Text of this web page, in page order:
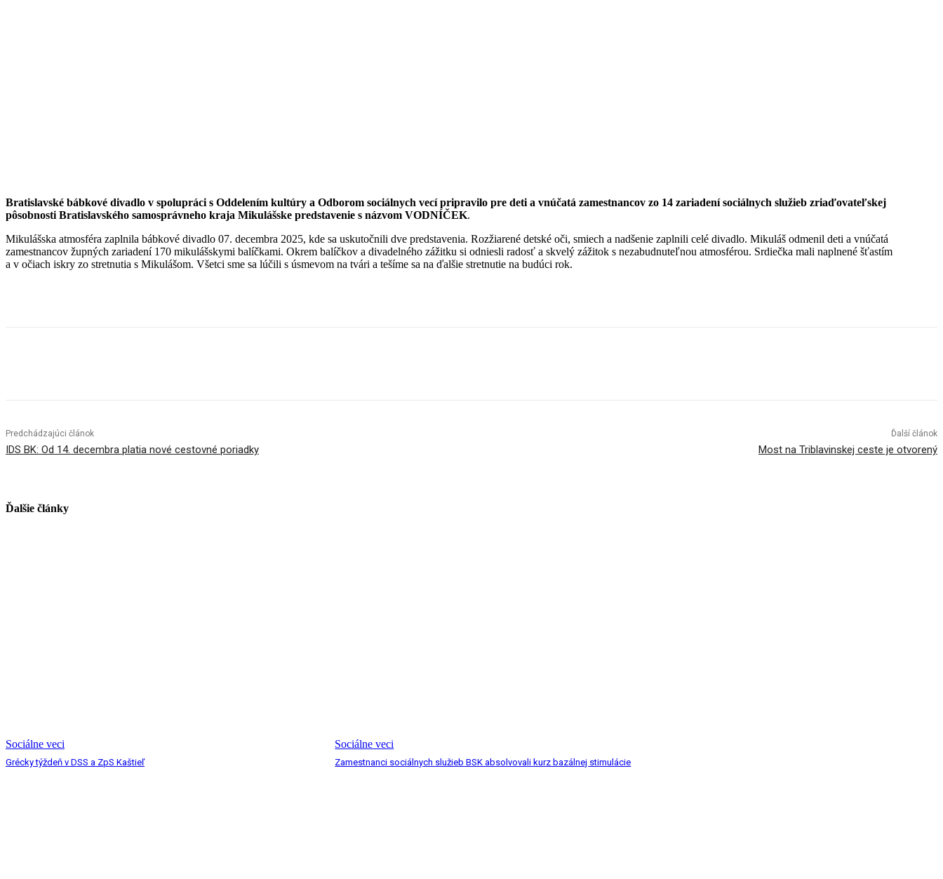
Bratislavské bábkové divadlo v spolupráci s Oddelením kultúry a Odborom sociálnych vecí pripravilo pre deti a vnúčatá zamestnancov zo 14 zariadení sociálnych služieb zriaďovateľskej
pôsobnosti Bratislavského samosprávneho kraja Mikulášske predstavenie s názvom VODNÍČEK.
Mikulášska atmosféra zaplnila bábkové divadlo 07. decembra 2025, kde sa uskutočnili dve predstavenia. Rozžiarené detské oči, smiech a nadšenie zaplnili celé divadlo. Mikuláš odmenil deti a vnúčatá
zamestnancov župných zariadení 170 mikulášskymi balíčkami. Okrem balíčkov a divadelného zážitku si odniesli radosť a skvelý zážitok s nezabudnuteľnou atmosférou. Srdiečka mali naplnené šťastím
a v očiach iskry zo stretnutia s Mikulášom. Všetci sme sa lúčili s úsmevom na tvári a tešíme sa na ďalšie stretnutie na budúci rok.
Predchádzajúci článok
IDS BK: Od 14. decembra platia nové cestovné poriadky
Ďalší článok
Most na Triblavinskej ceste je otvorený
Ďalšie články
Sociálne veci
Grécky týždeň v DSS a ZpS Kaštieľ
Sociálne veci
Zamestnanci sociálnych služieb BSK absolvovali kurz bazálnej stimulácie